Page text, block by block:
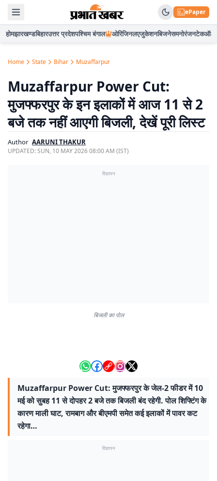
ePaper
होमझारखण्डबिहारउत्तर प्रदेशपश्चिम बंगाल ओरिजिनलएजुकेशनबिजनेसमनोरंजनटेकऑटो
Home State Bihar Muzaffarpur
Muzaffarpur Power Cut:
मुजफ्फरपुर के इन इलाकों में आज 11 से 2
बजे तक नहीं आएगी बिजली, देखें पूरी लिस्ट
Author AARUNI THAKUR
UPDATED:SUN, 10 MAY 2026 08:00 AM (IST)
विज्ञापन
बिजली का पोल
Muzaffarpur Power Cut: मुजफ्फरपुर के जेल-2 फीडर में 10
मई को सुबह 11 से दोपहर 2 बजे तक बिजली बंद रहेगी. पोल शिफ्टिंग के
कारण माली घाट, रामबाग और बीएमपी समेत कई इलाकों में पावर कट
रहेगा…
विज्ञापन